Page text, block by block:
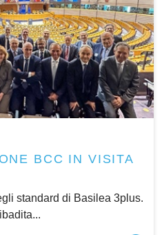
BCC IN VISITA
standard di Basilea 3plus.